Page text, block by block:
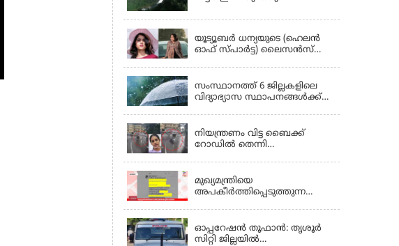
യൂട്യൂബർ ധന്യയുടെ (ഹെലൻ
ഓഫ് സ്പാർട്ട) ലൈസൻസ്
സംസ്ഥാനത്ത് 6 ജില്ലകളിലെ
വിദ്യാഭ്യാസ സ്ഥാപനങ്ങൾക്ക്
പ്രൊഫഷണൽ കോളേജുകൾ
ഒഴികെ
നിയന്ത്രണം വിട്ട ബൈക്ക്
റോഡിൽ തെന്നി
മുഖ്യമന്ത്രിയെ
അപകീർത്തിപ്പെടുത്തുന്ന
ഓപ്പറേഷൻ തൂഫാൻ: തൃശൂർ
സിറ്റി ജില്ലയിൽ